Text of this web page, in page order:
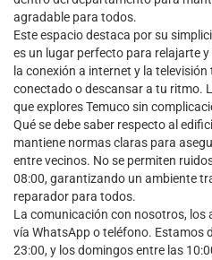
agradable para todos.
Este espacio destaca por su
es un lugar perfecto para relajarte
la conexión a internet y la
conectado o descansar a tu ritmo.
que explores Temuco sin
Qué se debe saber respecto al
mantiene normas claras para
entre vecinos. No se permiten
08:00, garantizando un ambiente
reparador para todos.
La comunicación con nosotros, los
vía WhatsApp o teléfono. Estamos
23:00, y los domingos entre las